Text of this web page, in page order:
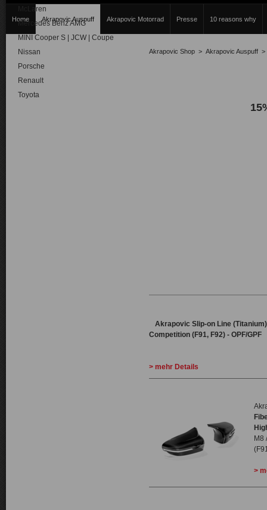
Home Akrapovic Auspuff Akrapovic Motorrad Presse 10 reasons why
McLaren
Mercedes Benz AMG
MINI Cooper S | JCW | Coupe
Nissan
Porsche
Renault
Toyota
Akrapovic Shop > Akrapovic Auspuff
Akrapovic Slip-on Line (Titanium)
Competition (F91, F92) - OPF/GPF
> mehr Details
M8
>